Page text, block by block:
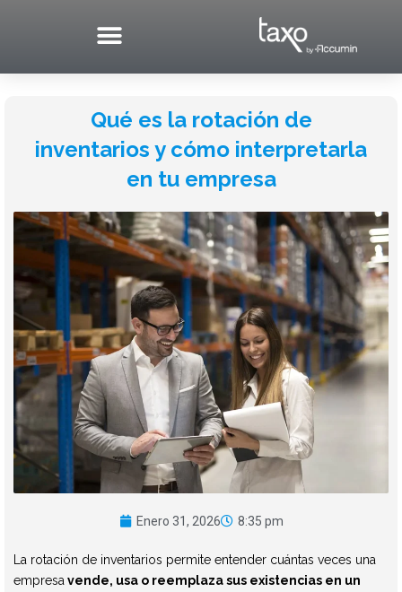
Qué es la rotación de
inventarios y cómo interpretarla
en tu empresa
Enero 31, 2026 8:35 pm
La rotación de inventarios permite entender cuántas veces una
empresa vende, usa o reemplaza sus existencias en un